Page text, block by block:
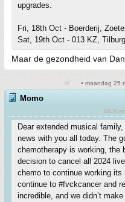
upgrades.
Fri, 18th Oct - Boerderij,
Sat, 19th Oct - 013 KZ,
Maar de gezondheid van
• maandag 25
Momo
WLR
Dear extended musical
news with you all today. The
chemotherapy is working, the
decision to cancel all 2024
chemo to continue working
continue to #fvckcancer and
incredible, and we didn’t